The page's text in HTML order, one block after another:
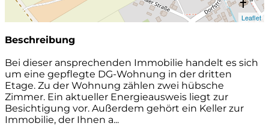
Leaflet
Beschreibung
Bei dieser ansprechenden Immobilie handelt es sich
um eine gepflegte DG-Wohnung in der dritten
Etage. Zu der Wohnung zählen zwei hübsche
Zimmer. Ein aktueller Energieausweis liegt zur
Besichtigung vor. Außerdem gehört ein Keller zur
Immobilie, der Ihnen a...